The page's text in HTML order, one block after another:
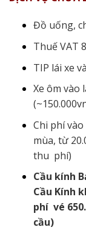
Đồ uống,
Thuế VAT
TIP lái xe
Xe ôm vào
Chi phí
mùa, từ
thu phí)
Cầu kính
Cầu Kính
phí vé
cầu)